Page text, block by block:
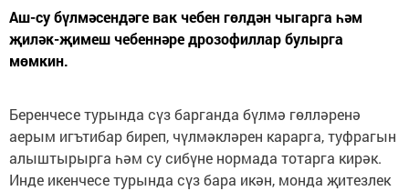
Аш-су бүлмәсендәге вак чебен гөлдән чыгарга һәм
җиләк-җимеш чебеннәре дрозофиллар булырга
мөмкин.
Беренчесе турында сүз барганда бүлмә гөлләренә
аерым игътибар биреп, чүлмәкләрен карарга, туфрагын
алыштырырга һәм су сибүне нормада тотарга кирәк.
Инде икенчесе турында сүз бара икән, монда җитезлек